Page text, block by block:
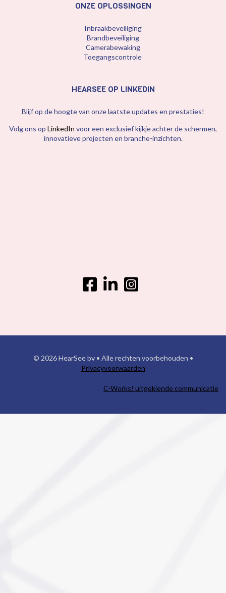
ONZE OPLOSSINGEN
Inbraakbeveiliging
Brandbeveiliging
Camerabewaking
Toegangscontrole
HEARSEE OP LINKEDIN
Blijf op de hoogte van onze laatste updates en prestaties!
Volg ons op LinkedIn voor een exclusief kijkje achter de schermen,
innovatieve projecten en branche-inzichten.
© 2026 HearSee bv • Alle rechten voorbehouden •
Privacyvoorwaarden
C-Works! uitgekiende communicatie